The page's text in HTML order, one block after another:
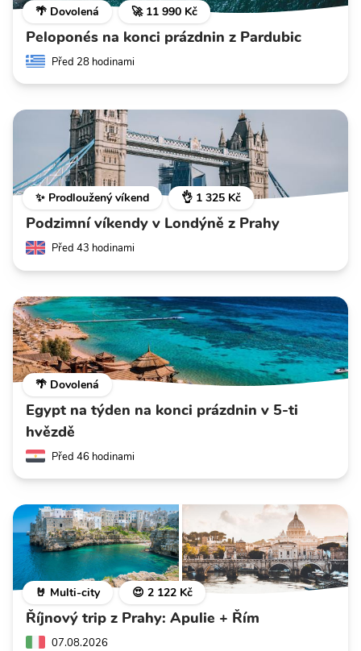
🌴 Dovolená 🚀 11 990 Kč
Peloponés na konci prázdnin z Pardubic
Před 28 hodinami
✨ Prodloužený víkend 👌 1 325 Kč
Podzimní víkendy v Londýně z Prahy
Před 43 hodinami
🌴 Dovolená
Egypt na týden na konci prázdnin v 5-ti
hvězdě
Před 46 hodinami
🤘 Multi-city 😍 2 122 Kč
Říjnový trip z Prahy: Apulie + Řím
07.08.2026